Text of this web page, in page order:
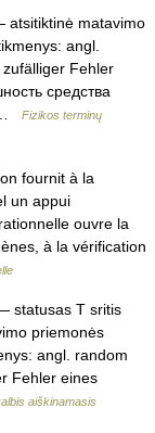
atsitiktinė matavimo
angl.
Fehler
средства
…
Fizikos terminų
fournit à la
un appui
ouvre la
à la vérification
statusas T sritis
priemonės
angl. random
Fehler eines
aiškinamasis